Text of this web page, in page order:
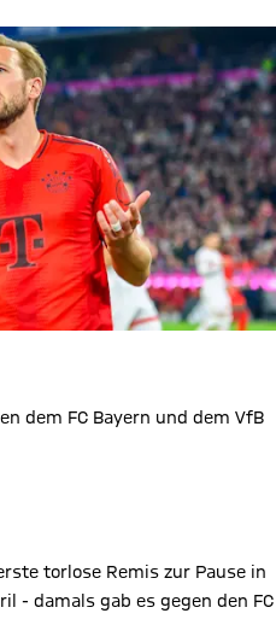
dem FC Bayern und dem VfB
torlose Remis zur Pause in
- damals gab es gegen den FC